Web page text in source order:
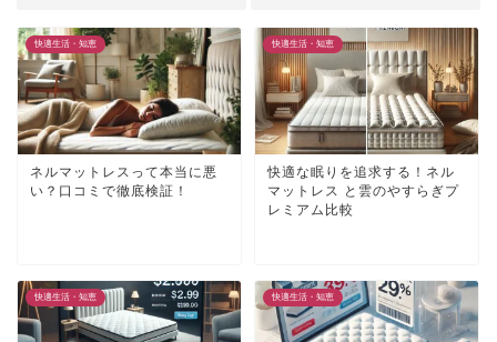
快適生活・知恵
ネルマットレスって本当に悪
い？口コミで徹底検証！
快適生活・知恵
快適な眠りを追求する！ネル
マットレス と雲のやすらぎプ
レミアム比較
快適生活・知恵 快適生活・知恵